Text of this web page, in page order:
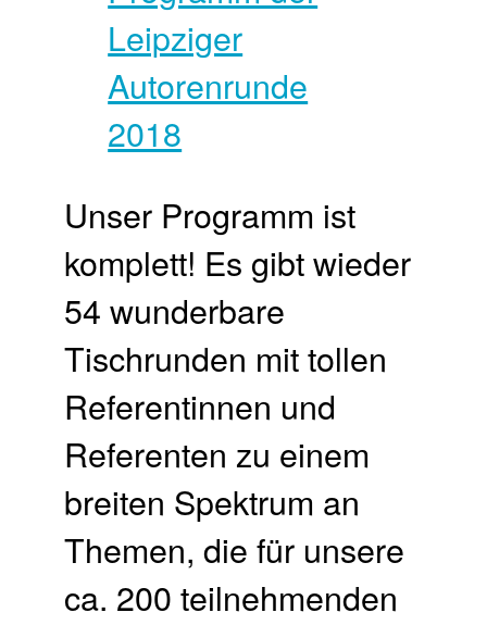
Unser Programm ist
komplett! Es gibt wieder
54 wunderbare
Tischrunden mit tollen
Referentinnen und
Referenten zu einem
breiten Spektrum an
Themen, die für unsere
ca. 200 teilnehmenden